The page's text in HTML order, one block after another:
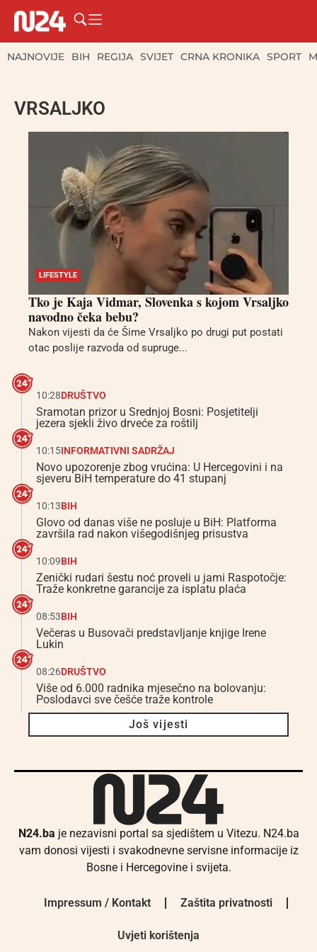
NAJNOVIJE BIH REGIJA SVIJET CRNA KRONIKA SPORT
VRSALJKO
LIFESTYLE
Tko je Kaja Vidmar, Slovenka s kojom Vrsaljko
navodno čeka bebu?
Nakon vijesti da će Šime Vrsaljko po drugi put postati
otac poslije razvoda od supruge...
10:28DRUŠTVO
Sramotan prizor u Srednjoj Bosni: Posjetitelji
jezera sjekli živo drveće za roštilj
10:15INFORMATIVNI SADRŽAJ
Novo upozorenje zbog vrućina: U Hercegovini i na
sjeveru BiH temperature do 41 stupanj
10:13BIH
Glovo od danas više ne posluje u BiH: Platforma
završila rad nakon višegodišnjeg prisustva
10:09BIH
Zenički rudari šestu noć proveli u jami Raspotočje:
Traže konkretne garancije za isplatu plaća
08:53BIH
Večeras u Busovači predstavljanje knjige Irene
Lukin
08:26DRUŠTVO
Više od 6.000 radnika mjesečno na bolovanju:
Poslodavci sve češće traže kontrole
Još vijesti
N24.ba je nezavisni portal sa sjedištem u Vitezu. N24.ba
vam donosi vijesti i svakodnevne servisne informacije iz
Bosne i Hercegovine i svijeta.
Impressum / Kontakt Zaštita privatnosti
Uvjeti korištenja